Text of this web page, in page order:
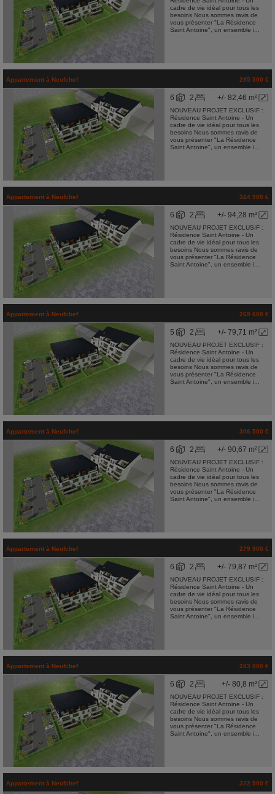
cadre de vie idéal pour tous les
besoins Nous sommes ravis de
vous présenter "La Résidence
Saint Antoine", un ensemble i...
Appartement à Neufchef 285 300 €
+/- 82,46 m²
6 2
NOUVEAU PROJET EXCLUSIF :
Résidence Saint Antoine - Un
cadre de vie idéal pour tous les
besoins Nous sommes ravis de
vous présenter "La Résidence
Saint Antoine", un ensemble i...
Appartement à Neufchef 324 900 €
+/- 94,28 m²
6 2
NOUVEAU PROJET EXCLUSIF :
Résidence Saint Antoine - Un
cadre de vie idéal pour tous les
besoins Nous sommes ravis de
vous présenter "La Résidence
Saint Antoine", un ensemble i...
Appartement à Neufchef 269 600 €
+/- 79,71 m²
5 2
NOUVEAU PROJET EXCLUSIF :
Résidence Saint Antoine - Un
cadre de vie idéal pour tous les
besoins Nous sommes ravis de
vous présenter "La Résidence
Saint Antoine", un ensemble i...
Appartement à Neufchef 306 500 €
+/- 90,67 m²
6 2
NOUVEAU PROJET EXCLUSIF :
Résidence Saint Antoine - Un
cadre de vie idéal pour tous les
besoins Nous sommes ravis de
vous présenter "La Résidence
Saint Antoine", un ensemble i...
Appartement à Neufchef 279 900 €
+/- 79,87 m²
6 2
NOUVEAU PROJET EXCLUSIF :
Résidence Saint Antoine - Un
cadre de vie idéal pour tous les
besoins Nous sommes ravis de
vous présenter "La Résidence
Saint Antoine", un ensemble i...
Appartement à Neufchef 283 000 €
+/- 80,8 m²
6 2
NOUVEAU PROJET EXCLUSIF :
Résidence Saint Antoine - Un
cadre de vie idéal pour tous les
besoins Nous sommes ravis de
vous présenter "La Résidence
Saint Antoine", un ensemble i...
Appartement à Neufchef 322 900 €